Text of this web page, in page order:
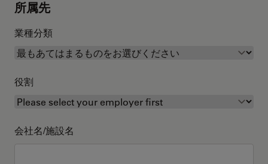
所属先
業種分類
役割
会社名/施設名